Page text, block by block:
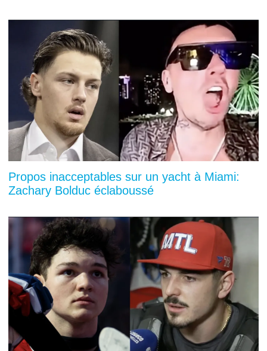
Propos inacceptables sur un yacht à Miami:
Zachary Bolduc éclaboussé